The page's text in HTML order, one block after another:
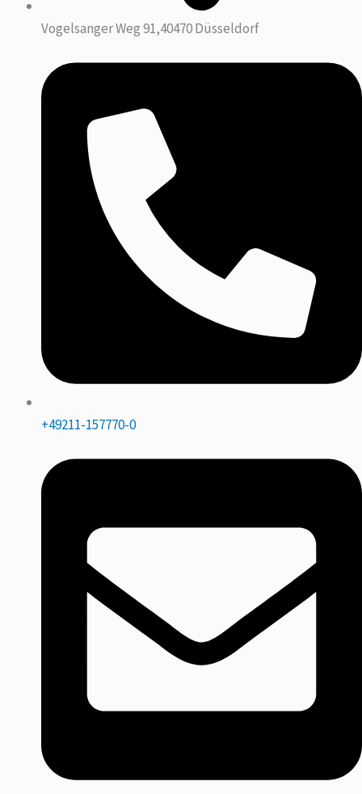
Vogelsanger Weg 91,40470 Düsseldorf
+49211-157770-0